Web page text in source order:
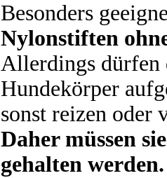
Besonders
Nylonstiften
Allerdings dürfen
Hundekörper
sonst reizen oder
Daher müssen
gehalten werden.